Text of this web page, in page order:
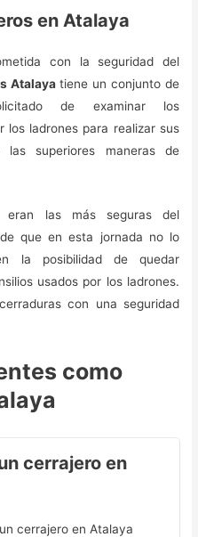
en Atalaya
con la seguridad del
Atalayatiene un conjunto de
de examinar los
los ladrones para realizar sus
superiores maneras de
eran las más seguras del
que en esta jornada no lo
la posibilidad de quedar
usados por los ladrones.
con una seguridad
como
cerrajero en
cerrajero en Atalaya